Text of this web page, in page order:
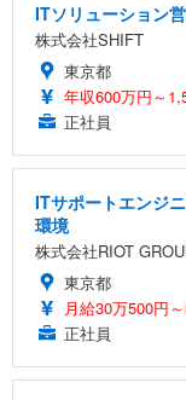
ITソリューション
株式会社SHIFT
東京都
年収600万円～
正社員
ITサポートエンジ
環境
株式会社RIOT
東京都
月給30万500円
正社員